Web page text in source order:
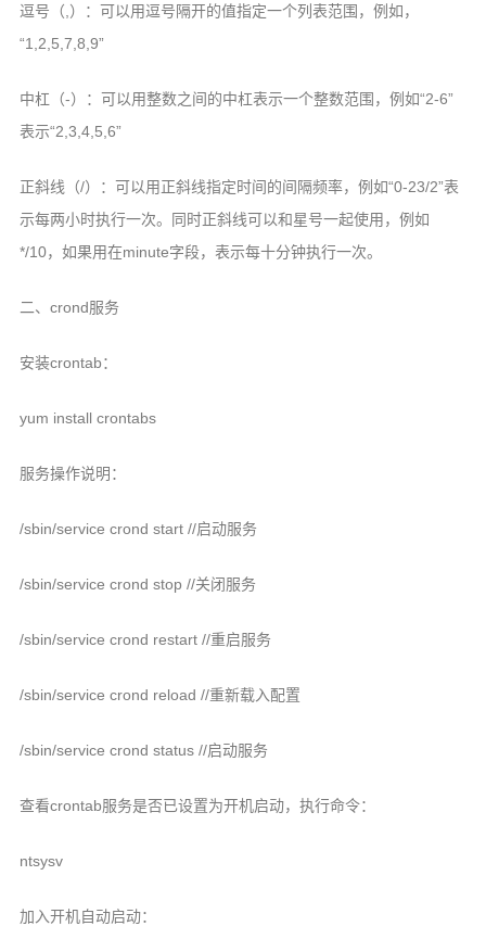
逗号（,）：可以用逗号隔开的值指定一个列表范围，例如，
“1,2,5,7,8,9”
中杠（-）：可以用整数之间的中杠表示一个整数范围，例如“2-6”
表示“2,3,4,5,6”
正斜线（/）：可以用正斜线指定时间的间隔频率，例如“0-23/2”表
示每两小时执行一次。同时正斜线可以和星号一起使用，例如
*/10，如果用在minute字段，表示每十分钟执行一次。
二、crond服务
安装crontab：
yum install crontabs
服务操作说明：
/sbin/service crond start //启动服务
/sbin/service crond stop //关闭服务
/sbin/service crond restart //重启服务
/sbin/service crond reload //重新载入配置
/sbin/service crond status //启动服务
查看crontab服务是否已设置为开机启动，执行命令：
ntsysv
加入开机自动启动：